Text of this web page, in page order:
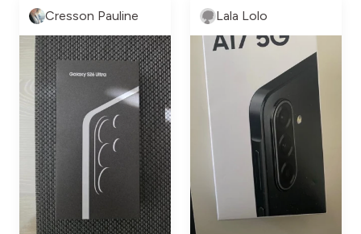
Cresson Pauline Lala Lolo